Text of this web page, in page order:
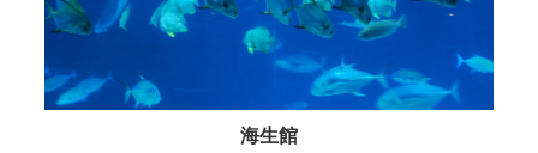
海生館